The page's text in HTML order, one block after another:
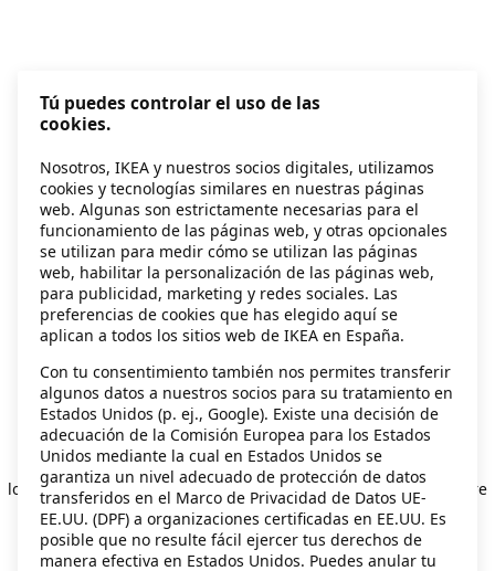
Application error: a client-side exception has occurred
loadingsecondhand.ikea.com (see the browser console for more
information).
Tú puedes controlar el uso de las
cookies.
Nosotros, IKEA y nuestros socios digitales, utilizamos
cookies y tecnologías similares en nuestras páginas
web. Algunas son estrictamente necesarias para el
funcionamiento de las páginas web, y otras opcionales
se utilizan para medir cómo se utilizan las páginas
web, habilitar la personalización de las páginas web,
para publicidad, marketing y redes sociales. Las
preferencias de cookies que has elegido aquí se
aplican a todos los sitios web de IKEA en España.
Con tu consentimiento también nos permites transferir
algunos datos a nuestros socios para su tratamiento en
Estados Unidos (p. ej., Google). Existe una decisión de
adecuación de la Comisión Europea para los Estados
Unidos mediante la cual en Estados Unidos se
garantiza un nivel adecuado de protección de datos
transferidos en el Marco de Privacidad de Datos UE-
EE.UU. (DPF) a organizaciones certificadas en EE.UU. Es
posible que no resulte fácil ejercer tus derechos de
manera efectiva en Estados Unidos. Puedes anular tu